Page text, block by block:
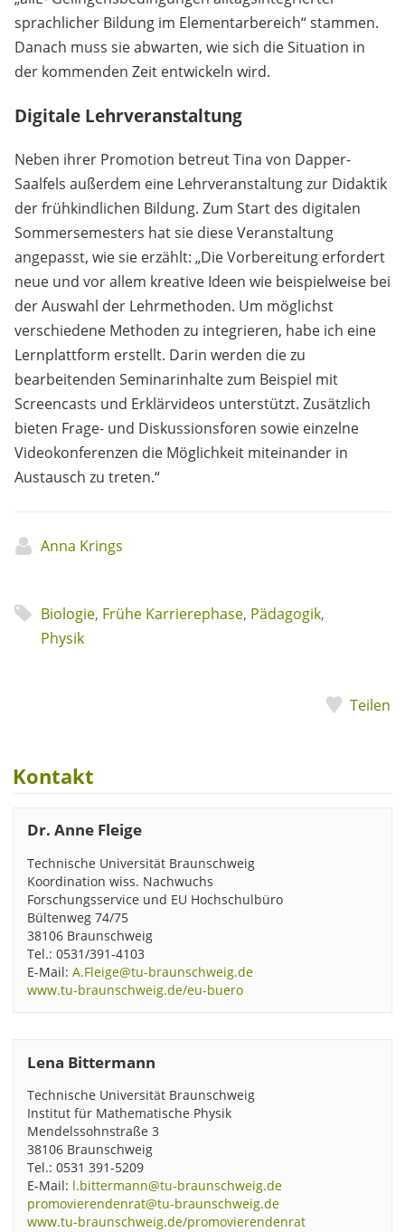
sprachlicher Bildung im Elementarbereich“ stammen.
Danach muss sie abwarten, wie sich die Situation in
der kommenden Zeit entwickeln wird.
Digitale Lehrveranstaltung
Neben ihrer Promotion betreut Tina von Dapper-
Saalfels außerdem eine Lehrveranstaltung zur Didaktik
der frühkindlichen Bildung. Zum Start des digitalen
Sommersemesters hat sie diese Veranstaltung
angepasst, wie sie erzählt: „Die Vorbereitung erfordert
neue und vor allem kreative Ideen wie beispielweise bei
der Auswahl der Lehrmethoden. Um möglichst
verschiedene Methoden zu integrieren, habe ich eine
Lernplattform erstellt. Darin werden die zu
bearbeitenden Seminarinhalte zum Beispiel mit
Screencasts und Erklärvideos unterstützt. Zusätzlich
bieten Frage- und Diskussionsforen sowie einzelne
Videokonferenzen die Möglichkeit miteinander in
Austausch zu treten.“
Anna Krings
Biologie, Frühe Karrierephase, Pädagogik,
Physik
Teilen
Kontakt
Dr. Anne Fleige
Technische Universität Braunschweig
Koordination wiss. Nachwuchs
Forschungsservice und EU Hochschulbüro
Bültenweg 74/75
38106 Braunschweig
Tel.: 0531/391-4103
E-Mail: A.Fleige@tu-braunschweig.de
www.tu-braunschweig.de/eu-buero
Lena Bittermann
Technische Universität Braunschweig
Institut für Mathematische Physik
Mendelssohnstraße 3
38106 Braunschweig
Tel.: 0531 391-5209
E-Mail: l.bittermann@tu-braunschweig.de
promovierendenrat@tu-braunschweig.de
www.tu-braunschweig.de/promovierendenrat